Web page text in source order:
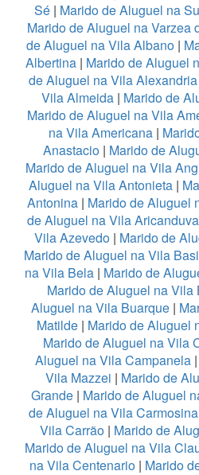
Sé | Marido de Aluguel na
Marido de Aluguel na Varzea
de Aluguel na Vila Albano |
Albertina| Marido de Aluguel
de Aluguel na Vila Alexandria
Vila Almeida | Marido de
Marido de Aluguel na Vila
na Vila Americana|
Anastacio | Marido de
Marido de Aluguel na Vila
Aluguel na Vila Antonieta|
Antonina | Marido de Aluguel
de Aluguel na Vila Aricanduva
Vila Azevedo| Marido de
Marido de Aluguel na Vila
na Vila Bela | Marido de
Marido de Aluguel na Vila
Aluguel na Vila Buarque |
Matilde | Marido de Aluguel
Marido de Aluguel na Vila
Aluguel na Vila Campanela |
Vila Mazzei | Marido de
Grande | Marido de Aluguel
de Aluguel na Vila Carmosina
Vila Carrão| Marido de
Marido de Aluguel na Vila
na Vila Centenario| Marido